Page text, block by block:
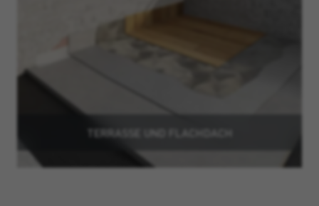
TERRASSE UND FLACHDACH